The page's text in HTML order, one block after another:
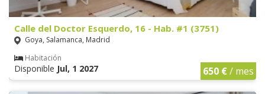
Calle del Doctor Esquerdo, 16 - Hab. #1 (3751)
Goya, Salamanca, Madrid
Habitación
Disponible Jul, 1 2027 650 €/ mes